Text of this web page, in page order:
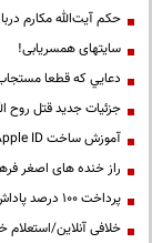
حكم آيت‌الله مكارم
سایتهای همسریابی!
دعايي كه قطعا
جزئیات جدید قتل روح
آموزش ساخت Apple ID برای کاربران ایرانی
راز خنده های اصغر
پرداخت ۱۰۰ درصد پاداش پایان خدمت فرهنگیان
خلافی آنلاین/استعلام